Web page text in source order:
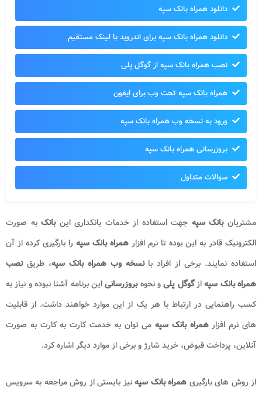
دانلود همراه بانک سپه
دانلود همراه بانک سپه برای اندروید با لینک مستقیم
نصب همراه بانک سپه از گوگل پلی
همراه بانک سپه تحت وب برای ایفون
ورود به نسخه وب همراه بانک سپه
بروزرسانی همراه بانک سپه
سوالات متداول
مشتریانبانک سپه جهت استفاده از خدمات بانکداری اینبانکبه صورت
الکترونیک قادر به این بوده تا نرم افزار همراه بانک سپه را بارگیری کرده از آن
استفاده نمایند. برخی از افراد بانسخه وب همراه بانک سپه، طریقنصب
همراه بانک سپهازگوگل پلیو نحوهبروزرسانیاین برنامه آشنا نبوده و نیاز به
کسب راهنمایی در ارتباط با هر یک از این موارد خواهند داشت. از قابلیت
های نرم افزارهمراه بانک سپهمی توان به خدمت کارت به کارت به صورت
آنلاین، پرداخت قبوض، خرید شارژ و برخی از موارد دیگر اشاره کرد.
از روش های بارگیری همراه بانک سپهنیز بایستی از روش مراجعه به سرویس